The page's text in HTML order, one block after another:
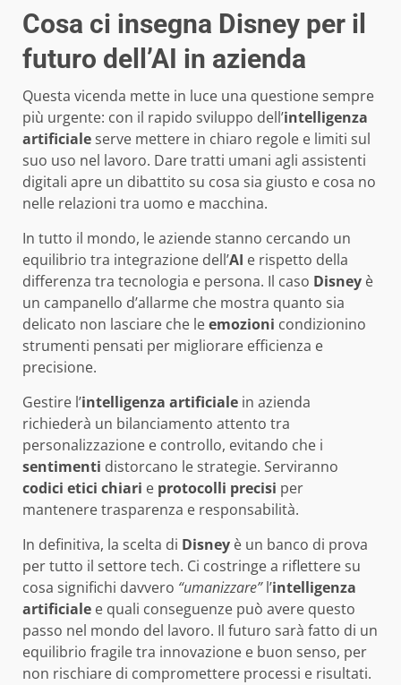
Cosa ci insegna Disney per il
futuro dell’AI in azienda
Questa vicenda mette in luce una questione sempre
più urgente: con il rapido sviluppo dell’intelligenza
artificialeserve mettere in chiaro regole e limiti sul
suo uso nel lavoro. Dare tratti umani agli assistenti
digitali apre un dibattito su cosa sia giusto e cosa no
nelle relazioni tra uomo e macchina.
In tutto il mondo, le aziende stanno cercando un
equilibrio tra integrazione dell’AI e rispetto della
differenza tra tecnologia e persona. Il caso Disney è
un campanello d’allarme che mostra quanto sia
delicato non lasciare che leemozioni condizionino
strumenti pensati per migliorare efficienza e
precisione.
Gestire l’intelligenza artificiale in azienda
richiederà un bilanciamento attento tra
personalizzazione e controllo, evitando che i
sentimenti distorcano le strategie. Serviranno
codici etici chiari e protocolli precisi per
mantenere trasparenza e responsabilità.
In definitiva, la scelta di Disney è un banco di prova
per tutto il settore tech. Ci costringe a riflettere su
cosa significhi davvero “umanizzare”l’intelligenza
artificiale e quali conseguenze può avere questo
passo nel mondo del lavoro. Il futuro sarà fatto di un
equilibrio fragile tra innovazione e buon senso, per
non rischiare di compromettere processi e risultati.